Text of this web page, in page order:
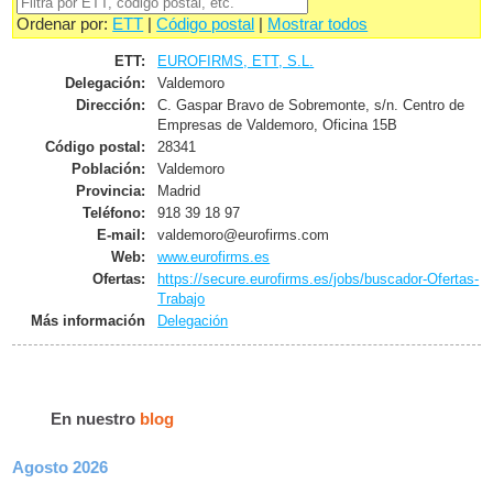
Ordenar por: ETT |Código postal | Mostrar todos
ETT:
EUROFIRMS, ETT, S.L.
Delegación:
Valdemoro
Dirección:
C. Gaspar Bravo de Sobremonte, s/n. Centro de
Empresas de Valdemoro, Oficina 15B
Código postal:
28341
Población:
Valdemoro
Provincia:
Madrid
Teléfono:
918 39 18 97
E-mail:
valdemoro@eurofirms.com
Web:
www.eurofirms.es
Ofertas:
https://secure.eurofirms.es/jobs/buscador-Ofertas-
Trabajo
Más información
Delegación
En nuestro blog
Agosto 2026